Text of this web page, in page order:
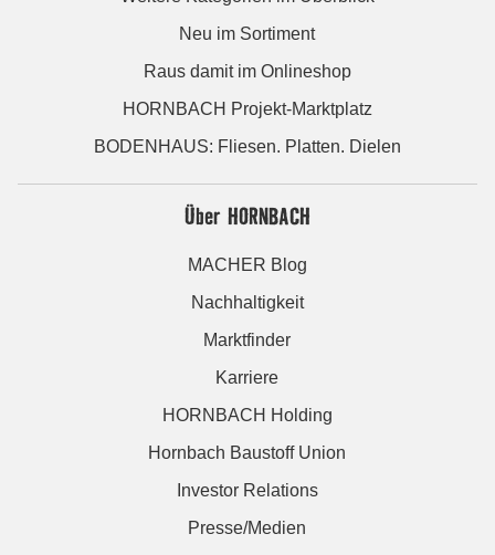
Neu im Sortiment
Raus damit im Onlineshop
HORNBACH Projekt-Marktplatz
BODENHAUS: Fliesen. Platten. Dielen
Über HORNBACH
MACHER Blog
Nachhaltigkeit
Marktfinder
Karriere
HORNBACH Holding
Hornbach Baustoff Union
Investor Relations
Presse/Medien